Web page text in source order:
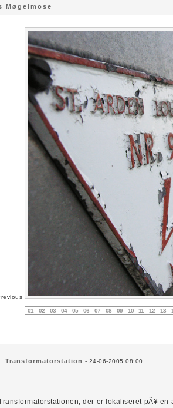
Møgelmose
01 02 03 04 05 06 07 08 09 10 11 12 13
Transformatorstation - 24-06-2005 08:00
der er lokaliseret pÃ¥ en